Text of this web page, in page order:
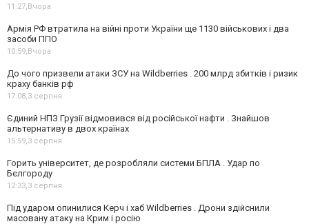
11:27,Вчора
Армія РФ втратила на війні проти України ще 1130 військових і два
засоби ППО
10:59,Вчора
До чого призвели атаки ЗСУ на Wildberries . 200 млрд збитків і ризик
краху банків рф
17:08,3 серпня
Єдиний НПЗ Грузії відмовився від російської нафти . Знайшов
альтернативу в двох країнах
15:59,3 серпня
Горить університет, де розробляли системи БПЛА . Удар по
Бєлгороду
12:33,3 серпня
Під ударом опинилися Керч і хаб Wildberries . Дрони здійснили
масовану атаку на Крим і росію